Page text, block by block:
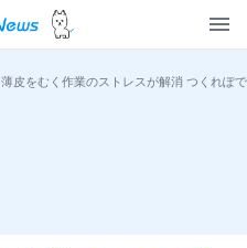
薄皮をむく作業のストレスが解消 つくれぽ